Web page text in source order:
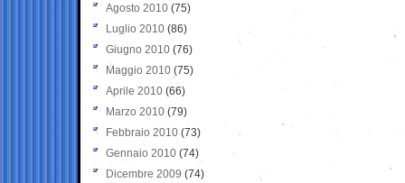
Agosto 2010 (75)
Luglio 2010 (86)
Giugno 2010 (76)
Maggio 2010 (75)
Aprile 2010 (66)
Marzo 2010 (79)
Febbraio 2010 (73)
Gennaio 2010 (74)
Dicembre 2009 (74)